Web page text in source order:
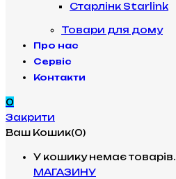
Старлінк Starlink
Товари для дому
Про нас
Сервіс
Контакти
0
Закрити
Ваш Кошик(0)
У кошику немає товарів.
МАГАЗИНУ